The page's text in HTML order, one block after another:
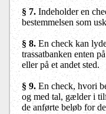
§ 7.Indeholder en
bestemmelsen som
§ 8. En check kan
trassatbanken enten
eller på et andet sted.
§ 9. En check, hvori
og med tal, gælder i
de anførte beløb for